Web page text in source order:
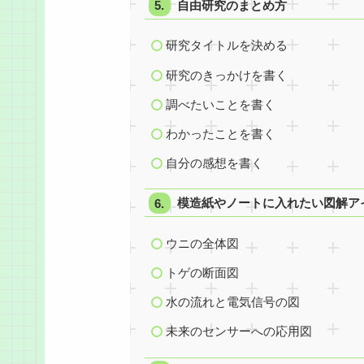
自由研究のまとめ方
研究タイトルを決める
研究のきっかけを書く
調べたいことを書く
わかったことを書く
自分の感想を書く
模造紙やノートに入れたい図解ア
ウニの全体図
トゲの断面図
水の流れと電気信号の図
未来のセンサーへの応用図